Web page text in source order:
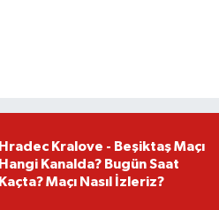
Hradec Kralove - Beşiktaş Maçı
Hangi Kanalda? Bugün Saat
Kaçta? Maçı Nasıl İzleriz?